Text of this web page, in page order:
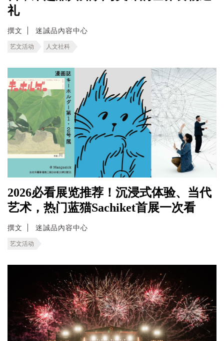
礼
撰文 迷誠品內容中心
艺文活动 人文社科
2026必看展览推荐！沉浸式体验、当代
艺术，热门蓝猫Sachiket首展一次看
撰文 迷誠品內容中心
艺文活动